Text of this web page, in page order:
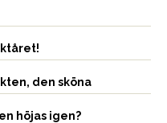
den sköna
höjas igen?